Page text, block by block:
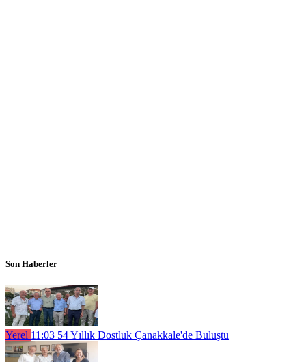
Son Haberler
Yerel 11:03 54 Yıllık Dostluk Çanakkale'de Buluştu